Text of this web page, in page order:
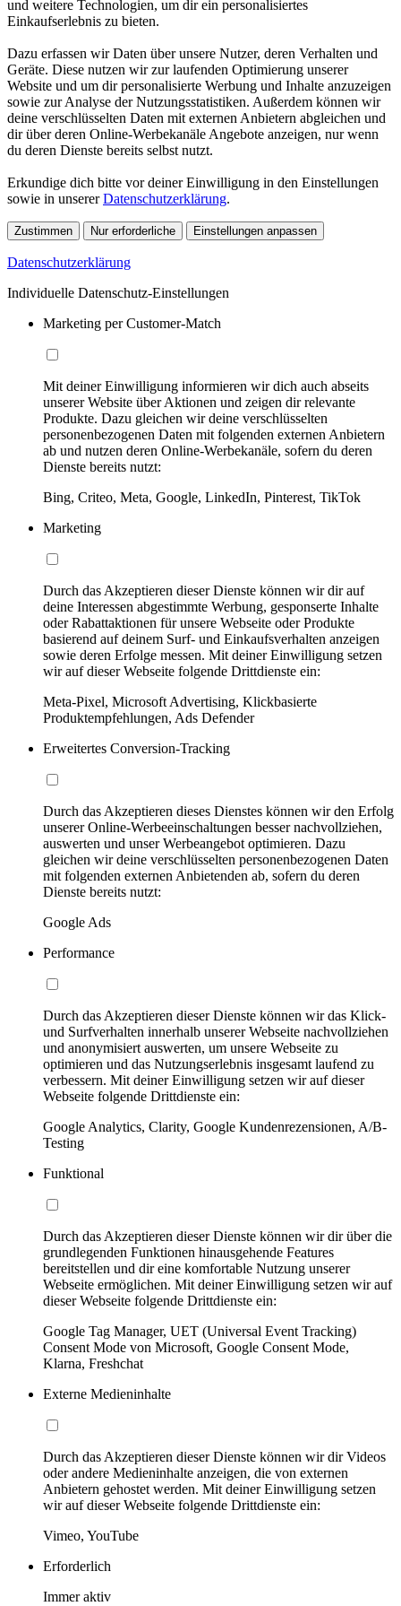
und weitere Technologien, um dir ein personalisiertes
Einkaufserlebnis zu bieten.
Dazu erfassen wir Daten über unsere Nutzer, deren Verhalten und
Geräte. Diese nutzen wir zur laufenden Optimierung unserer
Website und um dir personalisierte Werbung und Inhalte anzuzeigen
sowie zur Analyse der Nutzungsstatistiken. Außerdem können wir
deine verschlüsselten Daten mit externen Anbietern abgleichen und
dir über deren Online-Werbekanäle Angebote anzeigen, nur wenn
du deren Dienste bereits selbst nutzt.
Erkundige dich bitte vor deiner Einwilligung in den Einstellungen
sowie in unsererDatenschutzerklärung.
Zustimmen Nur erforderliche Einstellungen anpassen
Datenschutzerklärung
Individuelle Datenschutz-Einstellungen
Marketing per Customer-Match
Mit deiner Einwilligung informieren wir dich auch abseits
unserer Website über Aktionen und zeigen dir relevante
Produkte. Dazu gleichen wir deine verschlüsselten
personenbezogenen Daten mit folgenden externen Anbietern
ab und nutzen deren Online-Werbekanäle, sofern du deren
Dienste bereits nutzt:
Bing, Criteo, Meta, Google, LinkedIn, Pinterest, TikTok
Marketing
Durch das Akzeptieren dieser Dienste können wir dir auf
deine Interessen abgestimmte Werbung, gesponserte Inhalte
oder Rabattaktionen für unsere Webseite oder Produkte
basierend auf deinem Surf- und Einkaufsverhalten anzeigen
sowie deren Erfolge messen. Mit deiner Einwilligung setzen
wir auf dieser Webseite folgende Drittdienste ein:
Meta-Pixel, Microsoft Advertising, Klickbasierte
Produktempfehlungen, Ads Defender
Erweitertes Conversion-Tracking
Durch das Akzeptieren dieses Dienstes können wir den Erfolg
unserer Online-Werbeeinschaltungen besser nachvollziehen,
auswerten und unser Werbeangebot optimieren. Dazu
gleichen wir deine verschlüsselten personenbezogenen Daten
mit folgenden externen Anbietenden ab, sofern du deren
Dienste bereits nutzt:
Google Ads
Performance
Durch das Akzeptieren dieser Dienste können wir das Klick-
und Surfverhalten innerhalb unserer Webseite nachvollziehen
und anonymisiert auswerten, um unsere Webseite zu
optimieren und das Nutzungserlebnis insgesamt laufend zu
verbessern. Mit deiner Einwilligung setzen wir auf dieser
Webseite folgende Drittdienste ein:
Google Analytics, Clarity, Google Kundenrezensionen, A/B-
Testing
Funktional
Durch das Akzeptieren dieser Dienste können wir dir über die
grundlegenden Funktionen hinausgehende Features
bereitstellen und dir eine komfortable Nutzung unserer
Webseite ermöglichen. Mit deiner Einwilligung setzen wir auf
dieser Webseite folgende Drittdienste ein:
Google Tag Manager, UET (Universal Event Tracking)
Consent Mode von Microsoft, Google Consent Mode,
Klarna, Freshchat
Externe Medieninhalte
Durch das Akzeptieren dieser Dienste können wir dir Videos
oder andere Medieninhalte anzeigen, die von externen
Anbietern gehostet werden. Mit deiner Einwilligung setzen
wir auf dieser Webseite folgende Drittdienste ein:
Vimeo, YouTube
Erforderlich
Immer aktiv